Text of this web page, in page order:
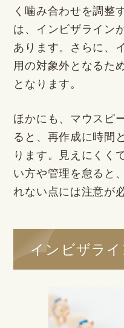
く噛み合わせを調整
は、インビザライン
あります。さらに、
用の対象外となるた
となります。
ほかにも、マウスピ
ると、再作成に時間
ります。見えにくく
い方や管理を怠ると
れない点には注意が
インビザラ